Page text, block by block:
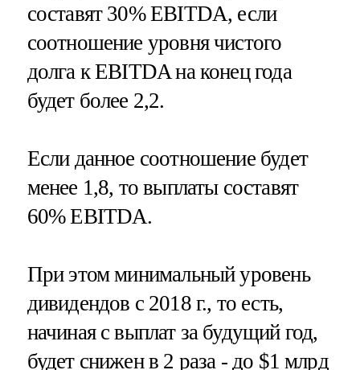
составят 30% EBITDA, если
соотношение уровня чистого
долга к EBITDA на конец года
будет более 2,2.
Если данное соотношение будет
менее 1,8, то выплаты составят
60% EBITDA.
При этом минимальный уровень
дивидендов с 2018 г., то есть,
начиная с выплат за будущий год,
будет снижен в 2 раза - до $1 млрд